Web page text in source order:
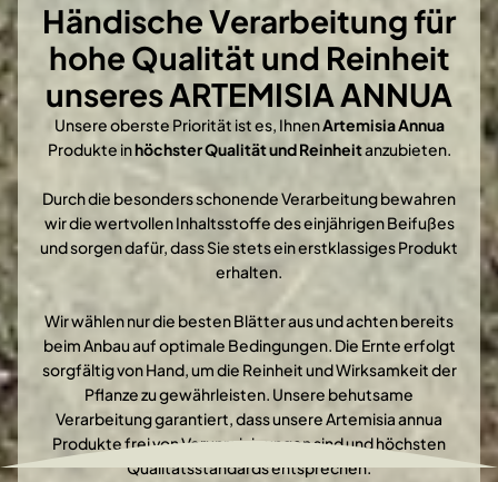
Händische Verarbeitung für
hohe Qualität und Reinheit
unseres ARTEMISIA ANNUA
Unsere oberste Priorität ist es, IhnenArtemisia Annua
Produkte inhöchster Qualität und Reinheitanzubieten.
Durch die besonders schonende Verarbeitung bewahren
wir die wertvollen Inhaltsstoffe des einjährigen Beifußes
und sorgen dafür, dass Sie stets ein erstklassiges Produkt
erhalten.
Wir wählen nur die besten Blätter aus und achten bereits
beim Anbau auf optimale Bedingungen. Die Ernte erfolgt
sorgfältig von Hand, um die Reinheit und Wirksamkeit der
Pflanze zu gewährleisten. Unsere behutsame
Verarbeitung garantiert, dass unsere Artemisia annua
Produkte frei von Verunreinigungen sind und höchsten
Qualitätsstandards entsprechen.